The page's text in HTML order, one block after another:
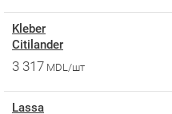
Kleber
Citilander
3 317 MDL/шт
Lassa